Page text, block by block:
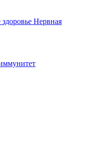
Нервная